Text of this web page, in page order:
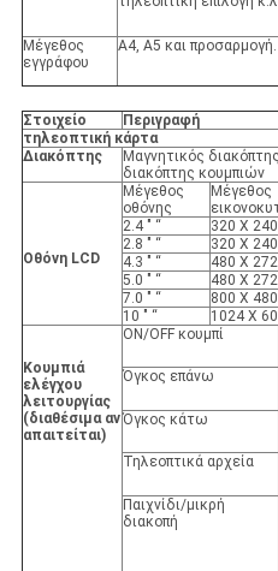
Μέγεθος
εγγράφου
A4, A5 και προσαρμογή.
Στοιχείο Περιγραφή
τηλεοπτική κάρτα
Διακόπτης
Μαγνητικός
διακόπτης κουμπιών
Οθόνη LCD
Μέγεθος
οθόνης
Μέγεθος
2.4 " “
320 X 240
2.8 " “
320 X 240
4.3 " “
480 X 272
5.0 " “
480 X 272
7.0 " “
800 X 480
10 " “
1024 X
Κουμπιά
ελέγχου
λειτουργίας
(διαθέσιμα αν
απαιτείται)
ON/OFF κουμπί
Όγκος επάνω
Όγκος κάτω
Τηλεοπτικά αρχεία
Παιχνίδι/μικρή
διακοπή